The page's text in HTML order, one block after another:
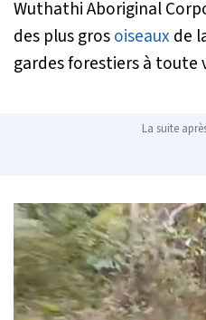
Wuthathi Aboriginal
des plus grosoiseaux de
gardes forestiers à toute
La suite